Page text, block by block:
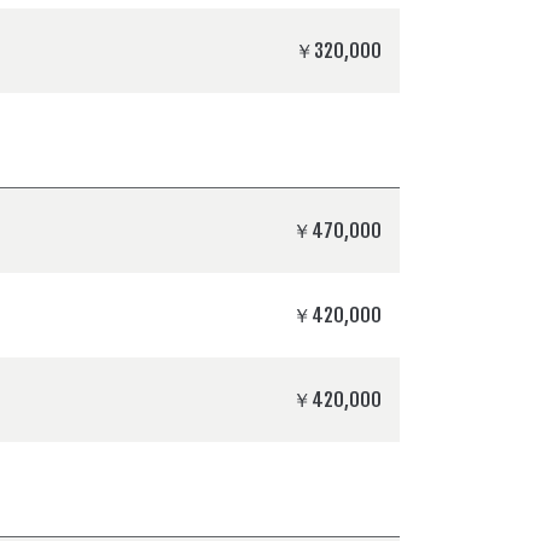
￥320,000
￥470,000
￥420,000
￥420,000